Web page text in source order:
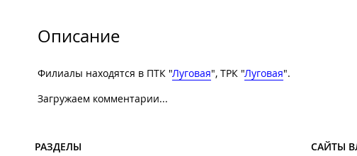
Описание
Филиалы находятся в ПТК "Луговая", ТРК "Луговая".
Загружаем комментарии...
РАЗДЕЛЫ САЙТЫ